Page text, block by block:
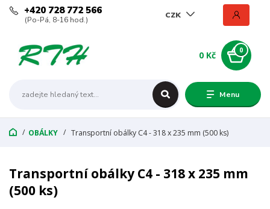
Menu
CZK
+420 728 772 566
(Po-Pá, 8-16 hod.)
0
0 Kč
OBÁLKY Transportní obálky C4 - 318 x 235 mm (500 ks)
Transportní obálky C4 - 318 x 235 mm
(500 ks)